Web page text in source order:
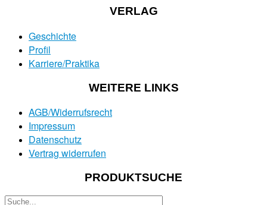
VERLAG
Geschichte
Profil
Karriere/Praktika
WEITERE LINKS
AGB/Widerrufsrecht
Impressum
Datenschutz
Vertrag widerrufen
PRODUKTSUCHE